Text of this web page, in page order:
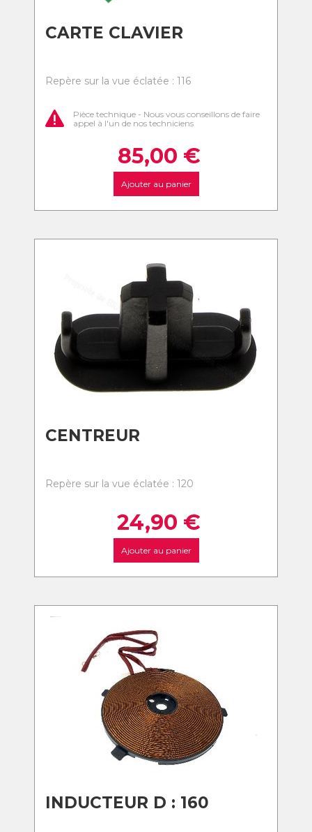
CARTE CLAVIER
Repère sur la vue éclatée : 116
Pièce technique - Nous vous conseillons de faire
appel à l'un de nos techniciens
85,00 €
Ajouter au panier
CENTREUR
Repère sur la vue éclatée : 120
24,90 €
Ajouter au panier
INDUCTEUR D : 160